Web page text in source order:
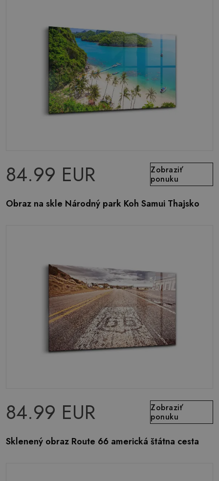
84.99 EUR
Zobraziť
ponuku
Obraz na skle Národný park Koh Samui Thajsko
84.99 EUR
Zobraziť
ponuku
Sklenený obraz Route 66 americká štátna cesta